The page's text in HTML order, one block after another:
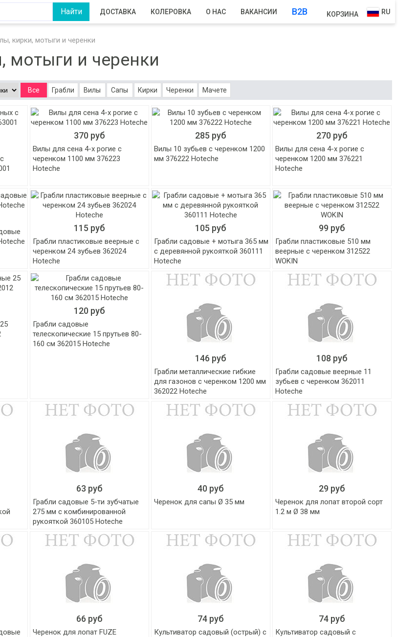
ДОСТАВКА КОЛЕРОВКА О НАС ВАКАНСИИ B2B КОРЗИНА RU
кирки, мотыги и черенки
мотыги и черенки
Все Грабли Вилы Сапы Кирки Черенки Мачете
370 руб
Вилы для сена 4-х рогие с
черенком 1100 мм 376223
Hoteche
285 руб
Вилы 10 зубьев с черенком 1200
мм 376222 Hoteche
270 руб
Вилы для сена 4-х рогие с
черенком 1200 мм 376221
Hoteche
115 руб
Грабли пластиковые веерные c
черенком 24 зубьев 362024
Hoteche
105 руб
Грабли садовые + мотыга 365 мм
с деревянной рукояткой 360111
Hoteche
99 руб
Грабли пластиковые 510 мм
веерные c черенком 312522
WOKIN
120 руб
Грабли садовые
телескопические 15 прутьев 80-
160 см 362015 Hoteche
146 руб
Грабли металлические гибкие
для газонов с черенком 1200 мм
362022 Hoteche
108 руб
Грабли садовые веерные 11
зубьев с черенком 362011
Hoteche
63 руб
Грабли садовые 5-ти зубчатые
275 мм с комбинированной
рукояткой 360105 Hoteche
40 руб
Черенок для сапы Ø 35 мм
29 руб
Черенок для лопат второй сорт
1.2 м Ø 38 мм
66 руб
Черенок для лопат FUZE
74 руб
Культиватор садовый (острый) с
74 руб
Культиватор садовый с